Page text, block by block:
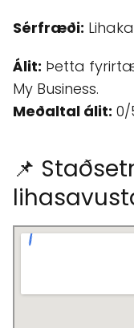
Sérfræði:
Álit: Þetta
My Business.
Meðaltal álit: 0/
📌